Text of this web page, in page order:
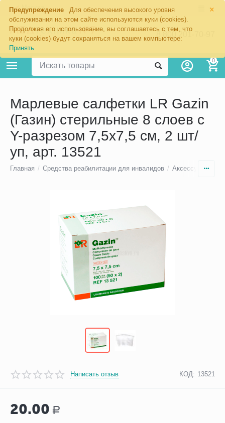
×
Предупреждение
Для обеспечения высокого уровня
обслуживания на этом сайте используются куки (cookies).
Продолжая его использование, вы соглашаетесь с тем, что
куки (cookies) будут сохраняться на вашем компьютере:
Принять
Москва
8 800 201-70-97
0
Марлевые салфетки LR Gazin
(Газин) стерильные 8 слоев с
Y-разрезом 7,5х7,5 см, 2 шт/
уп, арт. 13521
Главная / Средства реабилитации для инвалидов / Аксессуары для
Написать отзыв КОД: 13521
20.00 Р